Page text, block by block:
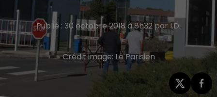
Publié : 30 octobre 2018 à 8h32 par I.D.
Crédit image: Le Parisien